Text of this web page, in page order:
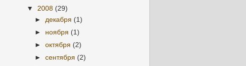
▼ 2008 (29)
► декабря (1)
► ноября (1)
►октября (2)
►сентября (2)